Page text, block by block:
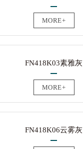
MORE+
FN418K03素雅灰
MORE+
FN418K06云雾灰